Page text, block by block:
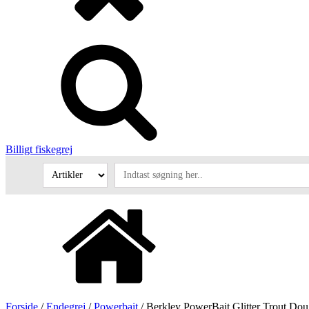
Billigt fiskegrej
Forside /Endegrej /Powerbait / Berkley PowerBait Glitter Trout